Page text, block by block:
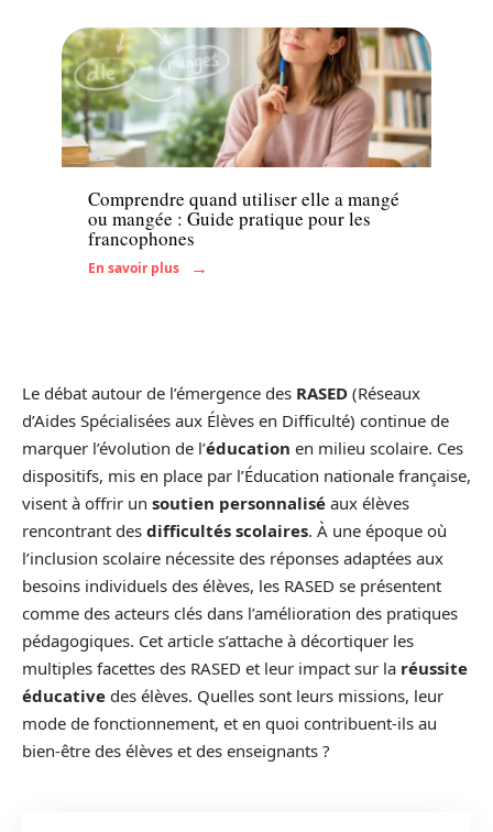
Actu
Comprendre quand utiliser elle a mangé
ou mangée : Guide pratique pour les
francophones
En savoir plus
Le débat autour de l’émergence des RASED (Réseaux
d’Aides Spécialisées aux Élèves en Difficulté) continue de
marquer l’évolution de l’éducation en milieu scolaire. Ces
dispositifs, mis en place par l’Éducation nationale française,
visent à offrir un soutien personnalisé aux élèves
rencontrant des difficultés scolaires. À une époque où
l’inclusion scolaire nécessite des réponses adaptées aux
besoins individuels des élèves, les RASED se présentent
comme des acteurs clés dans l’amélioration des pratiques
pédagogiques. Cet article s’attache à décortiquer les
multiples facettes des RASED et leur impact sur la réussite
éducative des élèves. Quelles sont leurs missions, leur
mode de fonctionnement, et en quoi contribuent-ils au
bien-être des élèves et des enseignants ?